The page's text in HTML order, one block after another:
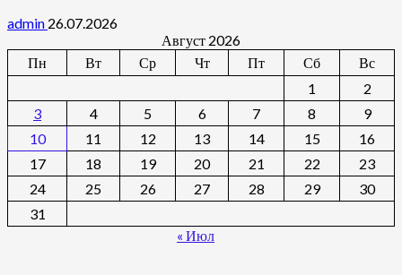
admin 26.07.2026
Август 2026
Пн
Вт Ср Чт Пт Сб
Вс
1
2
3
4 5 6 7 8
9
10
11 12 13 14 15
16
17
18 19 20 21 22
23
24
25 26 27 28 29
30
31
« Июл